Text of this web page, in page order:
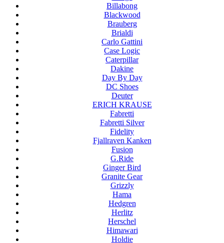
Billabong
Blackwood
Brauberg
Brialdi
Carlo Gattini
Case Logic
Caterpillar
Dakine
Day By Day
DC Shoes
Deuter
ERICH KRAUSE
Fabretti
Fabretti Silver
Fidelity
Fjallraven Kanken
Fusion
G.Ride
Ginger Bird
Granite Gear
Grizzly
Hama
Hedgren
Herlitz
Herschel
Himawari
Holdie